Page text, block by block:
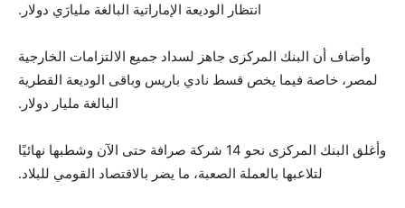
انتظار الوديعة الإماراتية البالغة مليارَي دولار.
وأضاف أن البنك المركزى جاهز لسداد جميع الالتزامات الخارجية
لمصر، خاصة فيما يخص قسط نادي باريس وباقى الوديعة القطرية
البالغة مليار دولار.
وأغلق البنك المركزى نحو 14 شركة صرافة حتى الآن وشطبها نهائيًا
لتلاعبها بالعملة الصعبة، ما يضر بالاقتصاد القومي للبلاد.